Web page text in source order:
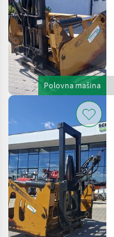
Polovna mašina